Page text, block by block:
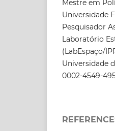
Mestre em
Universidade
Pesquisador
Laboratório
(LabEspaço/
Universidade
0002-4549-